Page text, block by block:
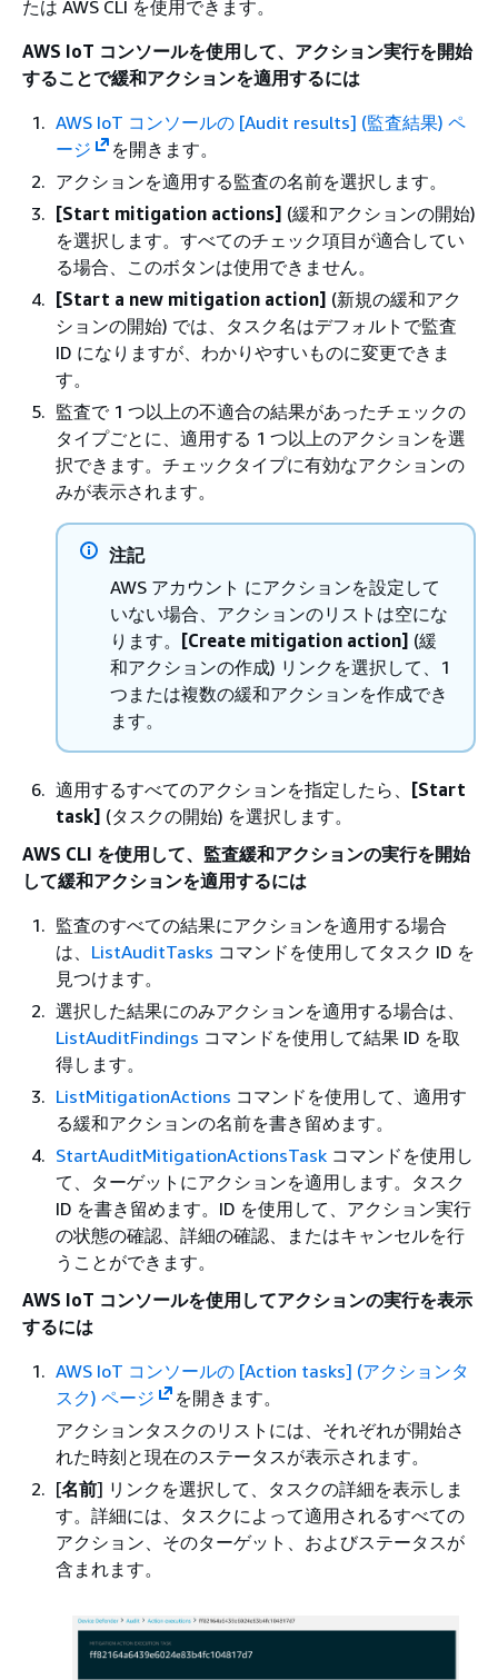
たは AWS CLI を使用できます。
AWS IoT コンソールを使用して、アクション実行を開始
することで緩和アクションを適用するには
AWS IoT コンソールの [Audit results] (監査結果) ペ
ージ
を開きます。
アクションを適用する監査の名前を選択します。
[Start mitigation actions] (緩和アクションの開始)
を選択します。すべてのチェック項目が適合してい
る場合、このボタンは使用できません。
[Start a new mitigation action] (新規の緩和アク
ションの開始) では、タスク名はデフォルトで監査
ID になりますが、わかりやすいものに変更できま
す。
監査で 1 つ以上の不適合の結果があったチェックの
タイプごとに、適用する 1 つ以上のアクションを選
択できます。チェックタイプに有効なアクションの
みが表示されます。
注記
AWS アカウント にアクションを設定して
いない場合、アクションのリストは空にな
ります。 [Create mitigation action] (緩
和アクションの作成) リンクを選択して、1
つまたは複数の緩和アクションを作成でき
ます。
適用するすべてのアクションを指定したら、 [Start
task] (タスクの開始) を選択します。
AWS CLI を使用して、監査緩和アクションの実行を開始
して緩和アクションを適用するには
監査のすべての結果にアクションを適用する場合
は、 ListAuditTasks コマンドを使用してタスク ID を
見つけます。
選択した結果にのみアクションを適用する場合は、
ListAuditFindings コマンドを使用して結果 ID を取
得します。
ListMitigationActions コマンドを使用して、適用す
る緩和アクションの名前を書き留めます。
StartAuditMitigationActionsTask コマンドを使用し
て、ターゲットにアクションを適用します。タスク
ID を書き留めます。ID を使用して、アクション実行
の状態の確認、詳細の確認、またはキャンセルを行
うことができます。
AWS IoT コンソールを使用してアクションの実行を表示
するには
AWS IoT コンソールの [Action tasks] (アクションタ
スク) ページ
を開きます。
アクションタスクのリストには、それぞれが開始さ
れた時刻と現在のステータスが表示されます。
[名前] リンクを選択して、タスクの詳細を表示しま
す。詳細には、タスクによって適用されるすべての
アクション、そのターゲット、およびステータスが
含まれます。